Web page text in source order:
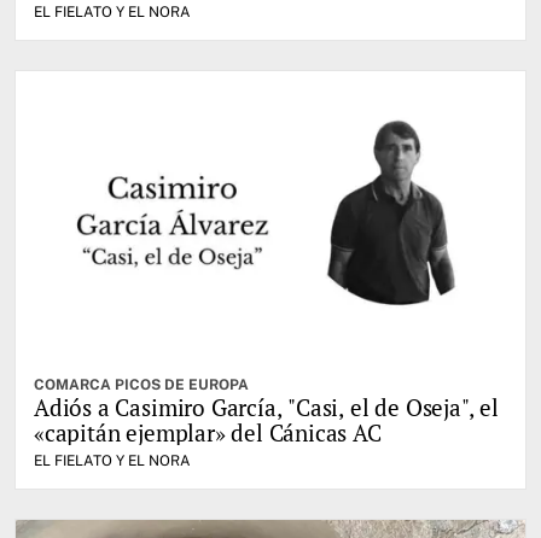
EL FIELATO Y EL NORA
COMARCA PICOS DE EUROPA
Adiós a Casimiro García, "Casi, el de Oseja", el
«capitán ejemplar» del Cánicas AC
EL FIELATO Y EL NORA